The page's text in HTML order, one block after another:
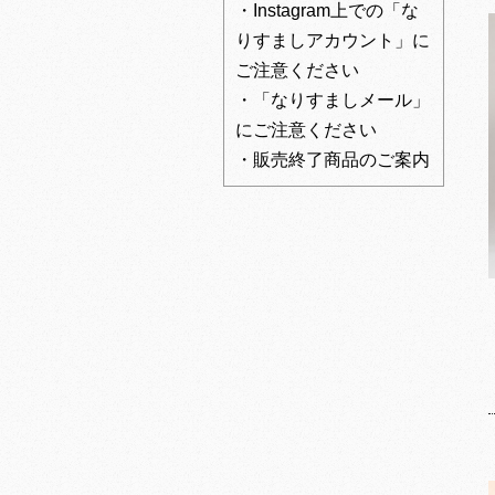
・Instagram上での「な
りすましアカウント」に
ご注意ください
・「なりすましメール」
にご注意ください
・販売終了商品のご案内